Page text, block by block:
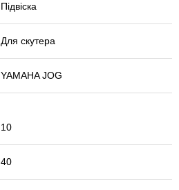
Підвіска
Для скутера
YAMAHA JOG
10
40